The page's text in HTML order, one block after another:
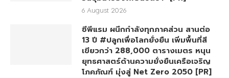
6 August 2026
ซีพีแรม ผนึกกำลังทุกภาคส่วน สานต่อ
13 ปี #ปลูกเพื่อโลกยั่งยืน เพิ่มพื้นที่สี
เขียวกว่า 288,000 ตารางเมตร หนุน
ยุทธศาสตร์ด้านความยั่งยืนเครือเจริญ
โภคภัณฑ์ มุ่งสู่ Net Zero 2050 [PR]